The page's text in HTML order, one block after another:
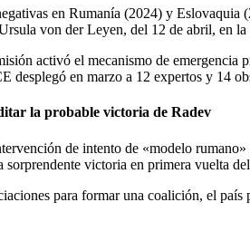
en Rumanía (2024) y
von der Leyen, del 12 de abril, en
activó el mecanismo de
desplegó en marzo a 12 expertos y 14
la probable victoria de Radev
de intento de «modelo
sorprendente victoria en primera vuelta
para formar una coalición, el